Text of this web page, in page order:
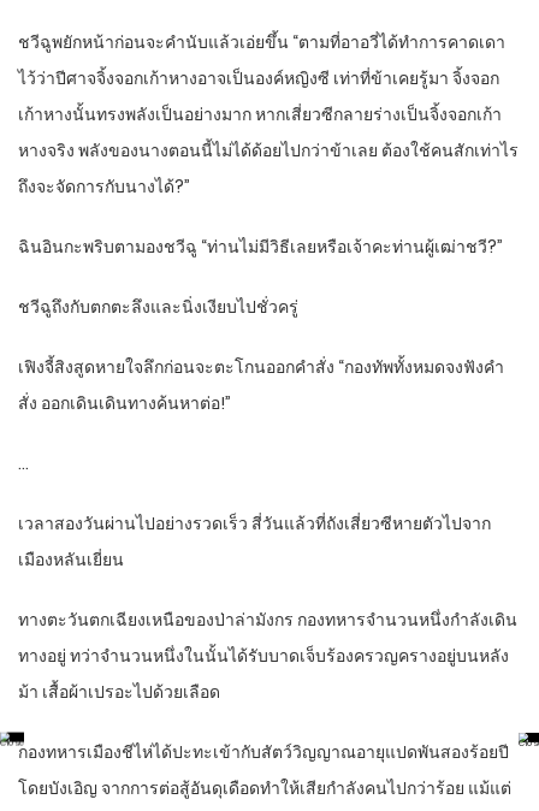
ชวีฉูพยักหน้าก่อนจะคำนับแล้วเอ่ยขึ้น “ตามที่อาอวี่ได้ทำการคาดเดา
ไว้ว่าปีศาจจิ้งจอกเก้าหางอาจเป็นองค์หญิงซี เท่าที่ข้าเคยรู้มา จิ้งจอก
เก้าหางนั้นทรงพลังเป็นอย่างมาก หากเสี่ยวซีกลายร่างเป็นจิ้งจอกเก้า
หางจริง พลังของนางตอนนี้ไม่ได้ด้อยไปกว่าข้าเลย ต้องใช้คนสักเท่าไร
ถึงจะจัดการกับนางได้?”
ฉินอินกะพริบตามองชวีฉู “ท่านไม่มีวิธีเลยหรือเจ้าคะท่านผู้เฒ่าชวี?”
ชวีฉูถึงกับตกตะลึงและนิ่งเงียบไปชั่วครู่
เฟิงจี้สิงสูดหายใจลึกก่อนจะตะโกนออกคำสั่ง “กองทัพทั้งหมดจงฟังคำ
สั่ง ออกเดินเดินทางค้นหาต่อ!”
…
เวลาสองวันผ่านไปอย่างรวดเร็ว สี่วันแล้วที่ถังเสี่ยวซีหายตัวไปจาก
เมืองหลันเยี่ยน
ทางตะวันตกเฉียงเหนือของป่าล่ามังกร กองทหารจำนวนหนึ่งกำลังเดิน
ทางอยู่ ทว่าจำนวนหนึ่งในนั้นได้รับบาดเจ็บร้องครวญครางอยู่บนหลัง
ม้า เสื้อผ้าเปรอะไปด้วยเลือด
กองทหารเมืองชีไห่ได้ปะทะเข้ากับสัตว์วิญญาณอายุแปดพันสองร้อยปี
โดยบังเอิญ จากการต่อสู้อันดุเดือดทำให้เสียกำลังคนไปกว่าร้อย แม้แต่